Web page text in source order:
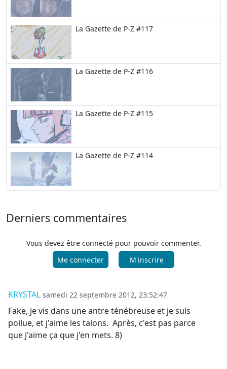
La Gazette de P-Z #117
La Gazette de P-Z #116
La Gazette de P-Z #115
La Gazette de P-Z #114
Derniers commentaires
Vous devez être connecté pour pouvoir commenter.
Me connecter
M'inscrire
KRYSTAL samedi 22 septembre 2012, 23:52:47
Fake, je vis dans une antre ténébreuse et je suis
poilue, et j'aime les talons. Après, c'est pas parce
que j'aime ça que j'en mets. 8)